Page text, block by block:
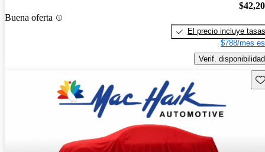
Buena oferta
El precio incluye tasas
$788/mes
Verif. disponibilidad